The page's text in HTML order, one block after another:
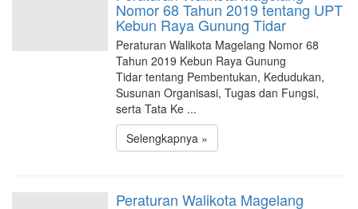
Nomor 68 Tahun 2019 tentang UPT
Kebun Raya Gunung Tidar
Peraturan Walikota Magelang Nomor 68
Tahun 2019 Kebun Raya Gunung
Tidar tentang Pembentukan, Kedudukan,
Susunan Organisasi, Tugas dan Fungsi,
serta Tata Ke ...
Selengkapnya »
Peraturan Walikota Magelang